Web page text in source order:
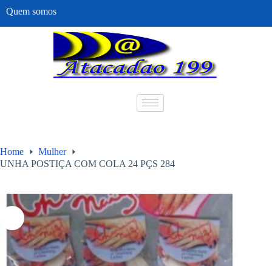
Quem somos
Home
Mulher
UNHA POSTIÇA COM COLA 24 PÇS 284